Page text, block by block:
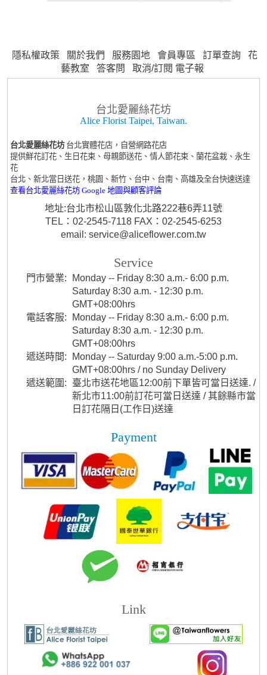
隱私權政策 關於我們 服務園地 會員專區 訂單查詢
花
藝教室
答客問 取消/訂閱 電子報
台北愛麗絲花坊
Alice Florist Taipei, Taiwan.
台北愛麗絲花坊 台北實體花店，自營網路花店
提供鮮花訂花、生日花束、母親節送花、情人節花束、蘭花盆栽、永生
花
台北、新北當日送花，桃園、新竹、台中、台南、高雄及全台快速送達
查看台北愛麗絲花坊 Google 地圖與顧客評論
地址:台北市松山區敦化北路222巷6弄11號
TEL：02-2545-7118 FAX：02-2545-6253
email: service@aliceflower.com.tw
Service
門市營業:
Monday -- Friday 8:30 a.m.- 6:00 p.m.
Saturday 8:30 a.m. - 12:30 p.m.
GMT+08:00hrs
電話客服:
Monday -- Friday 8:30 a.m.- 6:00 p.m.
Saturday 8:30 a.m. - 12:30 p.m.
GMT+08:00hrs
遞送時間:
Monday -- Saturday 9:00 a.m.-5:00 p.m.
GMT+08:00hrs / no Sunday Delivery
遞送範圍:
臺北市送花地區12:00前下單皆可當日送達. /
新北市11:00前訂花可當日送達 / 其餘縣市當
日訂花隔日(工作日)送達
Payment
Link